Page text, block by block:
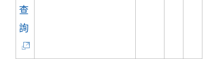
查
詢
連